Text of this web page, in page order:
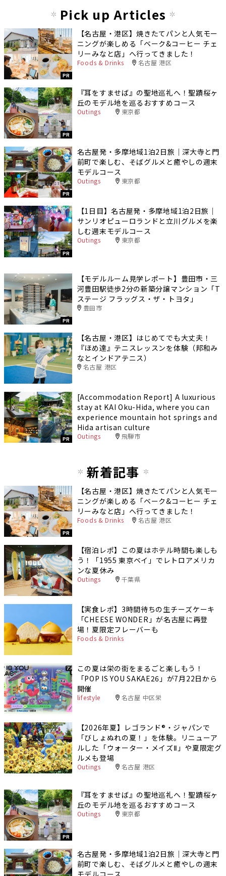
Pick up Articles
PR
【名古屋・港区】焼きたてパンと人気モー
ニングが楽しめる「ベーク&コーヒー チェ
リーみなと店」へ行ってきました！
Foods & Drinks 名古屋 港区
PR
『耳をすませば』の聖地巡礼へ！聖蹟桜ヶ
丘のモデル地を巡るおすすめコース
Outings 東京都
PR
名古屋発・多摩地域1泊2日旅｜深大寺と門
前町で楽しむ、そばグルメと癒やしの週末
モデルコース
Outings 東京都
PR
【1日目】名古屋発・多摩地域1泊2日旅｜
サンリオピューロランドと立川グルメを楽
しむ週末モデルコース
Outings 東京都
PR
【モデルルーム見学レポート】豊田市・三
河豊田駅徒歩2分の新築分譲マンション「T
ステージ フラッグス・ザ・トヨタ」
豊田市
【名古屋・港区】はじめてでも大丈夫！
『ほめ達』テニスレッスンを体験（邦和み
なとインドアテニス）
名古屋 港区
PR
[Accommodation Report] A luxurious
stay at KAI Oku-Hida, where you can
experience mountain hot springs and
Hida artisan culture
Outings 飛騨市
新着記事
PR
【名古屋・港区】焼きたてパンと人気モー
ニングが楽しめる「ベーク&コーヒー チェ
リーみなと店」へ行ってきました！
Foods & Drinks 名古屋 港区
【宿泊レポ】この夏はホテル時間も楽しも
う！「1955 東京ベイ」でレトロアメリカ
ンな夏休み
Outings 千葉県
【実食レポ】3時間待ちの生チーズケーキ
「CHEESE WONDER」が名古屋に再登
場！夏限定フレーバーも
Foods & Drinks
この夏は栄の街をまるごと楽しもう！
「POP IS YOU SAKAE26」が7月22日から
開催
lifestyle 名古屋 中区栄
【2026年夏】レゴランド®・ジャパンで
「びしょぬれの夏！」を体験。リニューア
ルした「ウォーター・メイズⅡ」や夏限定グ
ルメも登場
Outings 名古屋 港区
PR
『耳をすませば』の聖地巡礼へ！聖蹟桜ヶ
丘のモデル地を巡るおすすめコース
Outings 東京都
名古屋発・多摩地域1泊2日旅｜深大寺と門
前町で楽しむ、そばグルメと癒やしの週末